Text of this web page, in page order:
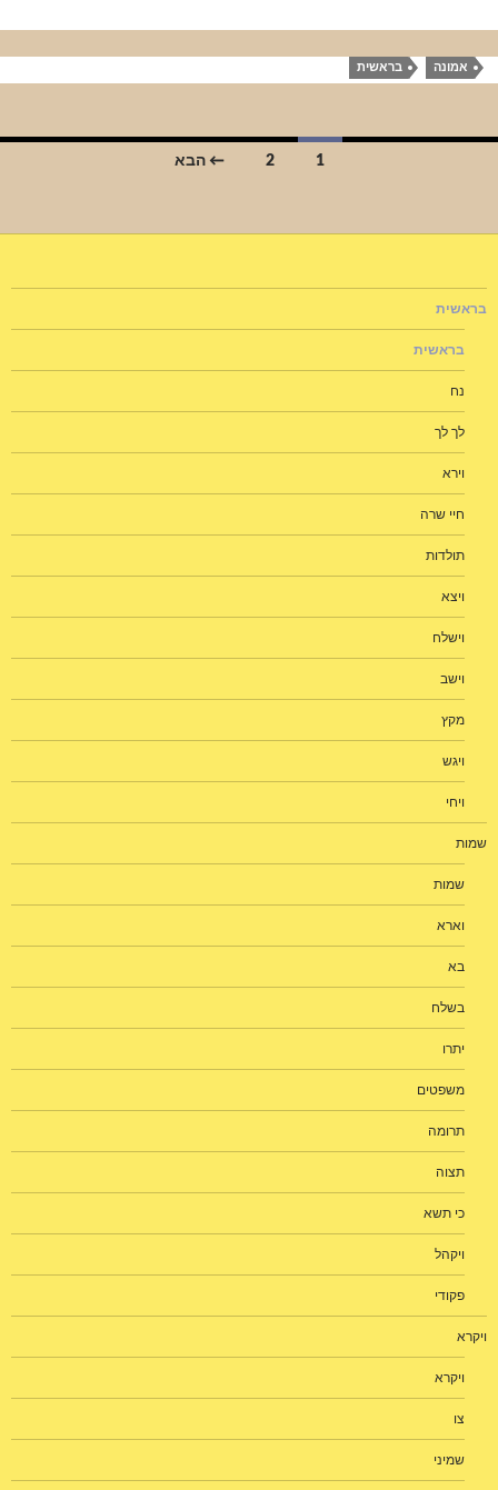
אמונה בראשית
הפוסטים
1
2 ← הבא
בראשית
בראשית
נח
לך לך
וירא
חיי שרה
תולדות
ויצא
וישלח
וישב
מקץ
ויגש
ויחי
שמות
שמות
וארא
בא
בשלח
יתרו
משפטים
תרומה
תצוה
כי תשא
ויקהל
פקודי
ויקרא
ויקרא
צו
שמיני